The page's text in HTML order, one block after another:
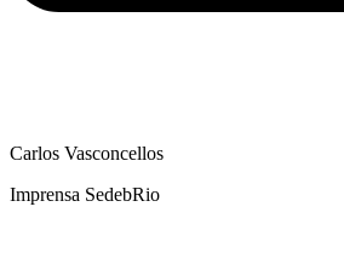
Carlos Vasconcellos
Imprensa SedebRio